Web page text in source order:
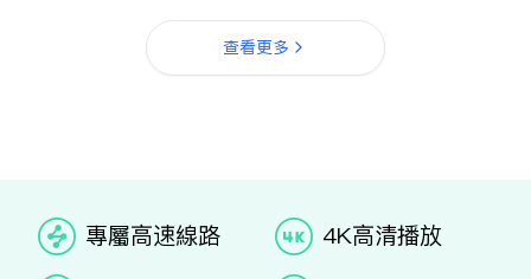
查看更多
专属高速线路
4K高清播放